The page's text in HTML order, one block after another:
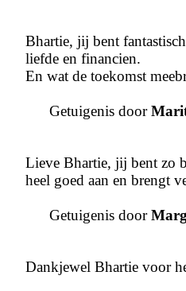
Bhartie, jij bent
liefde en financien.
En wat de toekomst
Getuigenis door
Lieve Bhartie, jij bent zo
heel goed aan en brengt
Getuigenis door
Dankjewel Bhartie voor